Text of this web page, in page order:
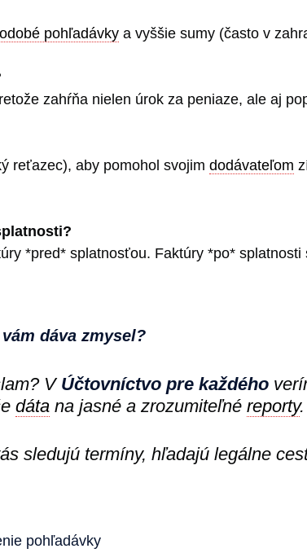
pohľadávky a vyššie sumy (často v
zahŕňa nielen úrok za peniaze, ale aj
reťazec), aby pomohol svojim dodávateľom
*pred* splatnosťou. Faktúry *po*
dáva zmysel?
V Účtovníctvo pre každého
dáta na jasné a zrozumiteľné reporty.
sledujú termíny, hľadajú legálne
pohľadávky